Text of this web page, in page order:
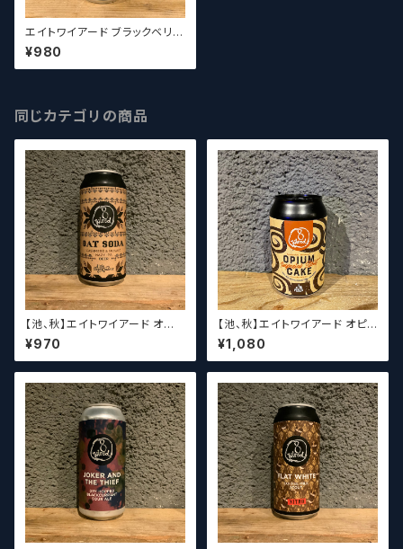
エイトワイアード ブラックベリー
ウェイ 8 Wired Blackberry
Way
¥980
同じカテゴリの商品
【池、秋】エイトワイアード オート
¥970
【池、秋】エイトワイアード オピュ
ーム ケーキ 8 Wired Opium
Cake
¥1,080